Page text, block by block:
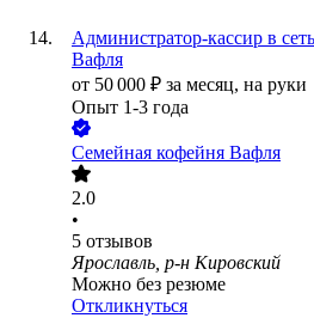
Администратор-кассир в
Вафля
от 50 000 ₽ за месяц, на руки
Опыт 1-3 года
Семейная кофейня Вафля
2.0
•
5 отзывов
Ярославль, р-н Кировский
Можно без резюме
Откликнуться